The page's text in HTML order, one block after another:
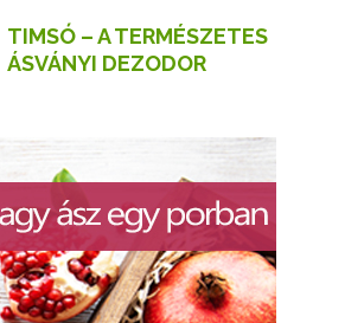
TIMSÓ – A TERMÉSZETES
ÁSVÁNYI DEZODOR